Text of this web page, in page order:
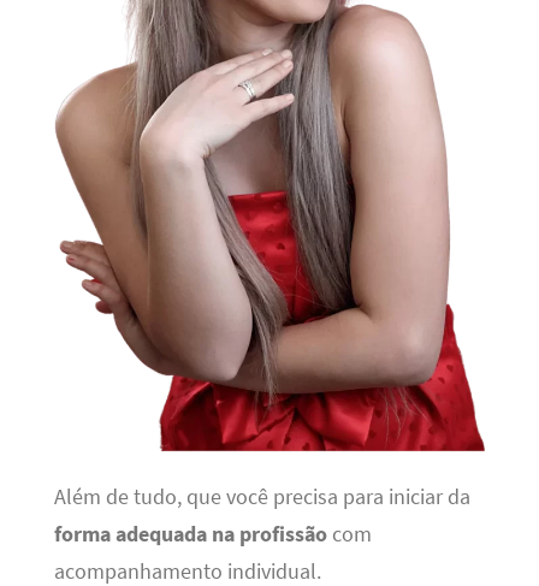
Além de tudo, que você precisa para iniciar da
forma adequada na profissãocom
acompanhamento individual.